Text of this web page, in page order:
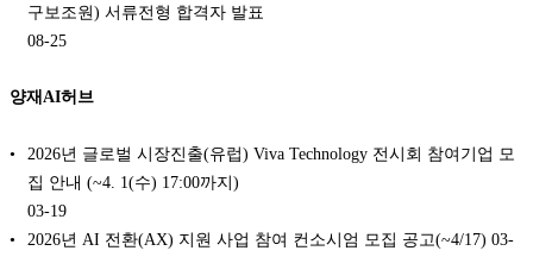
구보조원) 서류전형 합격자 발표
08-25
양재AI허브
2026년 글로벌 시장진출(유럽) Viva Technology 전시회 참여기업 모
집 안내 (~4. 1(수) 17:00까지)
03-19
2026년 AI 전환(AX) 지원 사업 참여 컨소시엄 모집 공고(~4/17) 03-